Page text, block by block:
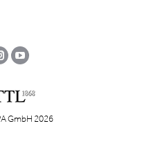
YouTube
GmbH 2026